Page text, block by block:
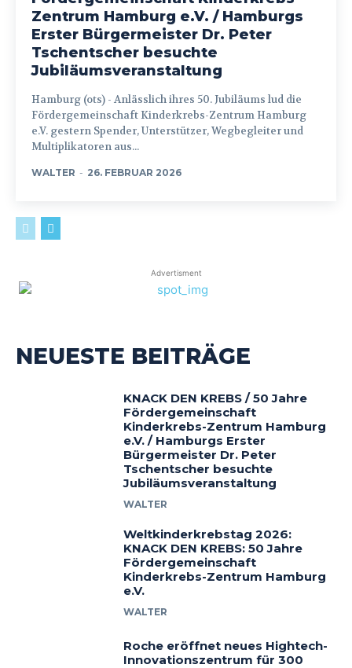
Zentrum Hamburg e.V. / Hamburgs
Erster Bürgermeister Dr. Peter
Tschentscher besuchte
Jubiläumsveranstaltung
Hamburg (ots) - Anlässlich ihres 50. Jubiläums lud die
Fördergemeinschaft Kinderkrebs-Zentrum Hamburg
e.V. gestern Spender, Unterstützer, Wegbegleiter und
Multiplikatoren aus...
WALTER - 26. FEBRUAR 2026
Advertisment
NEUESTE BEITRÄGE
KNACK DEN KREBS / 50 Jahre
Fördergemeinschaft
Kinderkrebs-Zentrum Hamburg
e.V. / Hamburgs Erster
Bürgermeister Dr. Peter
Tschentscher besuchte
Jubiläumsveranstaltung
WALTER
Weltkinderkrebstag 2026:
KNACK DEN KREBS: 50 Jahre
Fördergemeinschaft
Kinderkrebs-Zentrum Hamburg
e.V.
WALTER
Roche eröffnet neues Hightech-
Innovationszentrum für 300